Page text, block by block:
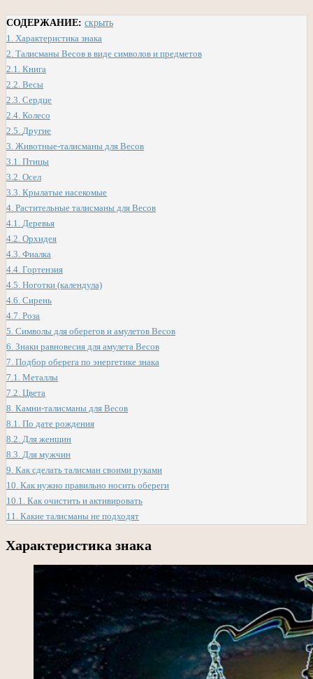
СОДЕРЖАНИЕ: скрыть
1. Характеристика знака
2. Талисманы Весов в виде символов и предметов
2.1. Книга
2.2. Весы
2.3. Сердце
2.4. Колесо
2.5. Другие
3. Животные-талисманы для Весов
3.1. Птицы
3.2. Осел
3.3. Крылатые насекомые
4. Растительные талисманы для Весов
4.1. Деревья
4.2. Орхидея
4.3. Фиалка
4.4. Гортензия
4.5. Ноготки (календула)
4.6. Сирень
4.7. Роза
5. Символы для оберегов и амулетов Весов
6. Знаки равновесия для амулета Весов
7. Подбор оберега по энергетике знака
7.1. Металлы
7.2. Цвета
8. Камни-талисманы для Весов
8.1. По дате рождения
8.2. Для женщин
8.3. Для мужчин
9. Как сделать талисман своими руками
10. Как нужно правильно носить обереги
10.1. Как очистить и активировать
11. Какие талисманы не подходят
Характеристика знака